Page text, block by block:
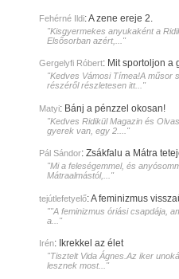
Fehérné Ildi:A zene ereje 2.
"Kisgyermekes anyukaként a
Elsősorban azért,..."
Gergelyfi Róbert: Mit sportoljon a
"Kedves Vámosi Tímea!A műsor
részéről részletesen itt..."
Matyi: Bánj a pénzzel okosan!
"Kedves Ridikül Magazin és
gyerek van, egy 2...."
Pál Sándor: Zsákfalu a Mátra
"Mi a feleségemmel, és
Mátraalmástól,..."
tejútlefetyelő:A feminizmus
""A feminizmus óriási csapdája,
a..."
Irén: Ikrekkel az élet
"Tisztelt Vida Ágnes.Az iker
lesznek most..."